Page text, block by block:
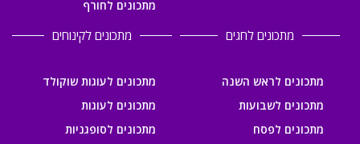
מתכונים לחורף
מתכונים לחגים
מתכונים לראש השנה
מתכונים לשבועות
מתכונים לפסח
מתכונים לקינוחים
מתכונים לעוגות שוקולד
מתכונים לעוגות
מתכונים לסופגניות